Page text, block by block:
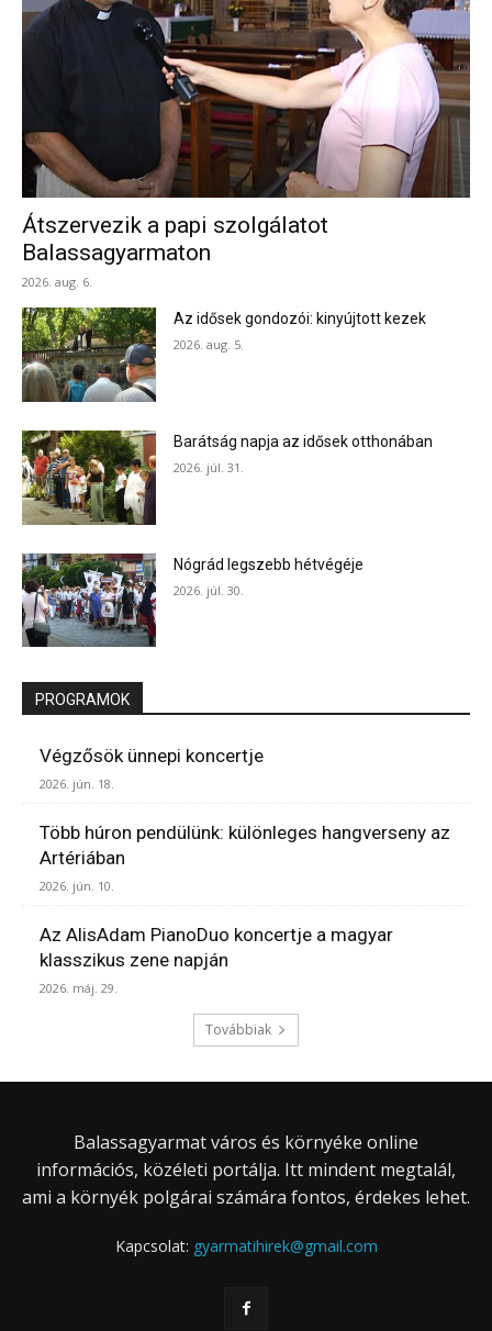
Átszervezik a papi szolgálatot
Balassagyarmaton
2026. aug. 6.
Az idősek gondozói: kinyújtott kezek
2026. aug. 5.
Barátság napja az idősek otthonában
2026. júl. 31.
Nógrád legszebb hétvégéje
2026. júl. 30.
PROGRAMOK
Végzősök ünnepi koncertje
2026. jún. 18.
Több húron pendülünk: különleges hangverseny az
Artériában
2026. jún. 10.
Az AlisAdam PianoDuo koncertje a magyar
klasszikus zene napján
2026. máj. 29.
Továbbiak
Balassagyarmat város és környéke online
információs, közéleti portálja. Itt mindent megtalál,
ami a környék polgárai számára fontos, érdekes lehet.
Kapcsolat: gyarmatihirek@gmail.com